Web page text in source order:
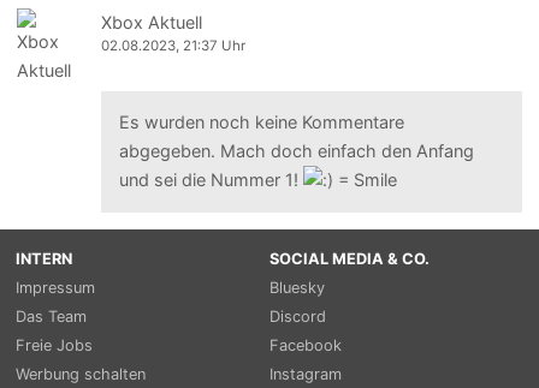
Xbox Aktuell
02.08.2023, 21:37 Uhr
Es wurden noch keine Kommentare
abgegeben. Mach doch einfach den Anfang
und sei die Nummer 1!
INTERN
Impressum
Das Team
Freie Jobs
Werbung schalten
SOCIAL MEDIA & CO.
Bluesky
Discord
Facebook
Instagram